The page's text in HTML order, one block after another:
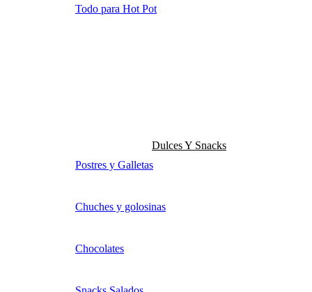
Todo para Hot Pot
Dulces Y Snacks
Postres y Galletas
Chuches y golosinas
Chocolates